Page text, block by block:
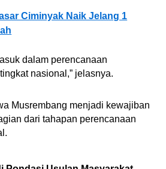
Ciminyak Naik Jelang 1
dalam perencanaan
nasional,” jelasnya.
Musrembang menjadi kewajiban
dari tahapan perencanaan